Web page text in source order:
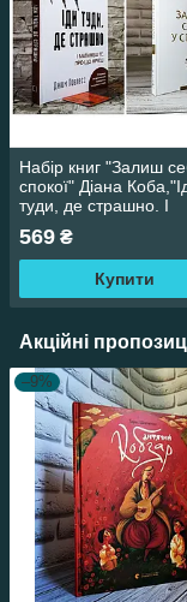
Набір книг "Залиш
спокої" Діана
туди, де страшно. І
мрієш" Джим Ловлесс
569 ₴
Купити
Акційні
–9%